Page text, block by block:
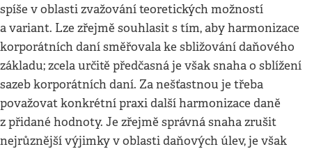
spíše v oblasti zvažování teoretických možností
a variant. Lze zřejmě souhlasit s tím, aby harmonizace
korporátních daní směřovala ke sbližování daňového
základu; zcela určitě předčasná je však snaha o sblížení
sazeb korporátních daní. Za nešťastnou je třeba
považovat konkrétní praxi další harmonizace daně
z přidané hodnoty. Je zřejmě správná snaha zrušit
nejrůznější výjimky v oblasti daňových úlev, je však